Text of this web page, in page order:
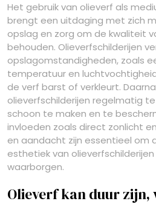
Het gebruik van olieverf als
brengt een uitdaging met zich
opslag en zorg om de kwaliteit
behouden. Olieverfschilderijen
opslagomstandigheden, zoals
temperatuur en
de verf barst of verkleurt.
olieverfschilderijen regelmatig
schoon te maken en te
invloeden zoals direct zonlicht
en aandacht zijn essentieel om
esthetiek van
waarborgen.
Olieverf kan duur zijn,